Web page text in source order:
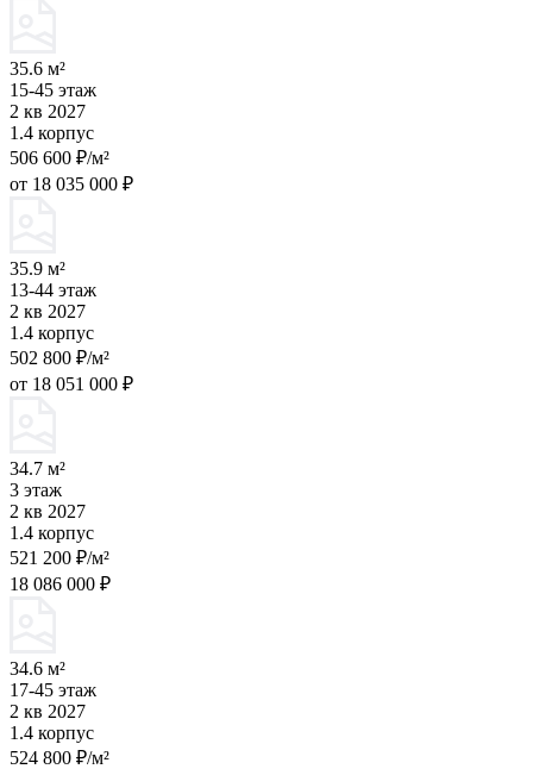
35.6 м²
15-45 этаж
2 кв 2027
1.4 корпус
506 600 ₽/м²
от 18 035 000 ₽
35.9 м²
13-44 этаж
2 кв 2027
1.4 корпус
502 800 ₽/м²
от 18 051 000 ₽
34.7 м²
3 этаж
2 кв 2027
1.4 корпус
521 200 ₽/м²
18 086 000 ₽
34.6 м²
17-45 этаж
2 кв 2027
1.4 корпус
524 800 ₽/м²